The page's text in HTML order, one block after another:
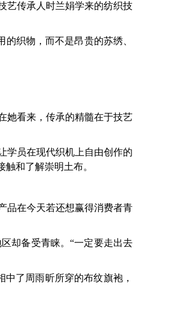
艺传承人时兰娟学来的纺织技
织物，而不是昂贵的苏绣、
她看来，传承的精髓在于技艺
员在现代织机上自由创作的
和了解崇明土布。
品在今天若还想赢得消费者青
却备受青睐。“一定要走出去
了周雨昕所穿的布纹旗袍，